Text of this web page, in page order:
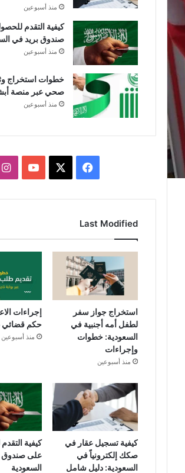
منذ أسبوعين
كيفية التقدم
صندوق بريد في
منذ أسبوعين
خطوات استخراج
صحي عبر منصة
منذ أسبوعين
فيسبوك يوتيوب
Last Modified
استخراج جواز سفر
لطفل أمه أجنبية في
السعودية: خطوات
وإجراءات
منذ أسبوعين
إجراءات
حكم قضائي
منذ أسبوعين
كيفية تسجيل عقار في
صكك إلكترونياً في
السعودية: دليل شامل
كيفية
على صندوق
السعودية